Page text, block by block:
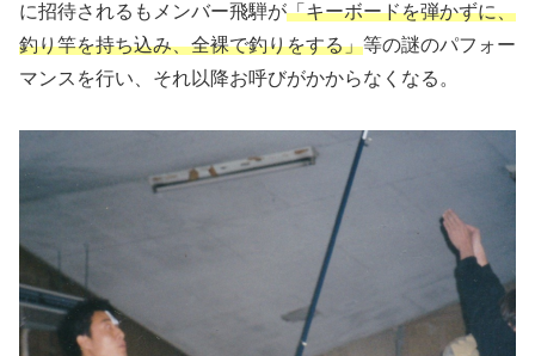
に招待されるもメンバー飛騨が「キーボードを弾かずに、
釣り竿を持ち込み、全裸で釣りをする」等の謎のパフォー
マンスを行い、それ以降お呼びがかからなくなる。